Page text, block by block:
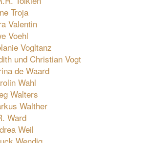
Troja
Valentin
Voehl
Vogltanz
und Christian Vogt
de Waard
Wahl
Walters
Walther
Ward
Weil